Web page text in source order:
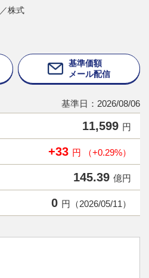
株式
基準価額
メール配信
基準日：2026/08/06
11,599 円
+33 円 （+0.29%）
145.39 億円
0 円（2026/05/11）